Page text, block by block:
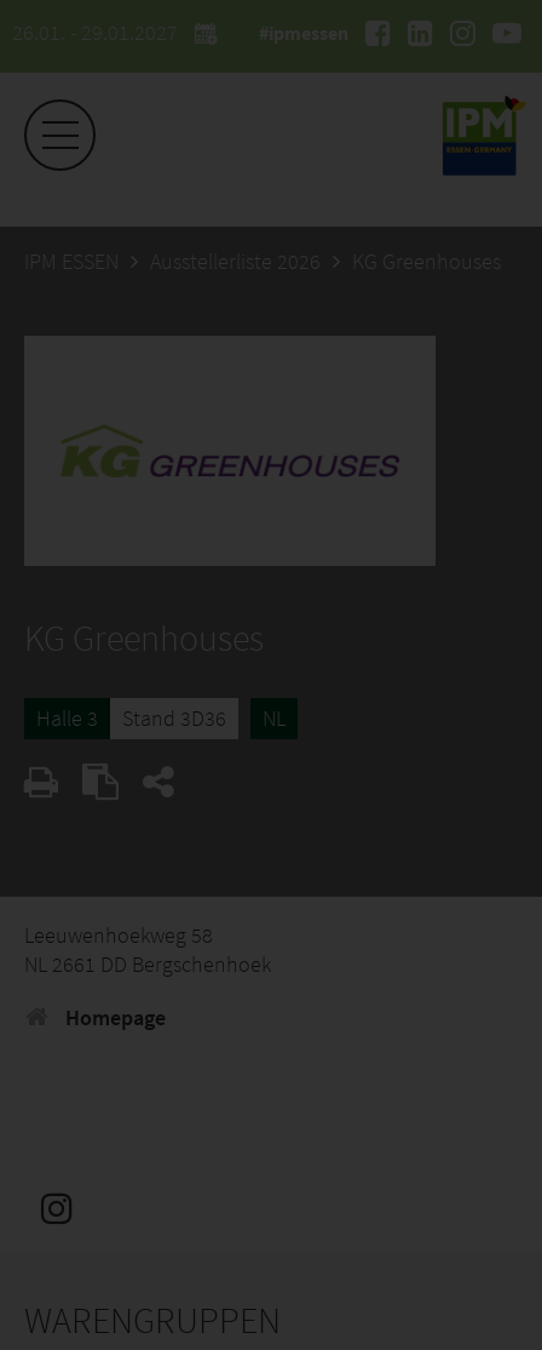
26.01. - 29.01.2027 #ipmessen
IPM ESSEN Ausstellerliste 2026 KG Greenhouses
KG Greenhouses
Halle 3 Stand 3D36 NL
Leeuwenhoekweg 58
NL 2661 DD Bergschenhoek
Homepage
WARENGRUPPEN